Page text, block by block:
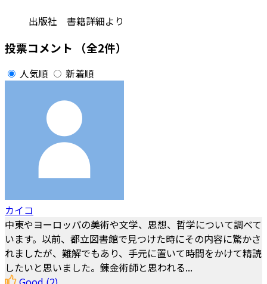
出版社 書籍詳細より
投票コメント （全2件）
人気順 新着順
カイコ
中東やヨーロッパの美術や文学、思想、哲学について調べて
います。以前、都立図書館で見つけた時にその内容に驚かさ
れましたが、難解でもあり、手元に置いて時間をかけて精読
したいと思いました。錬金術師と思われる...